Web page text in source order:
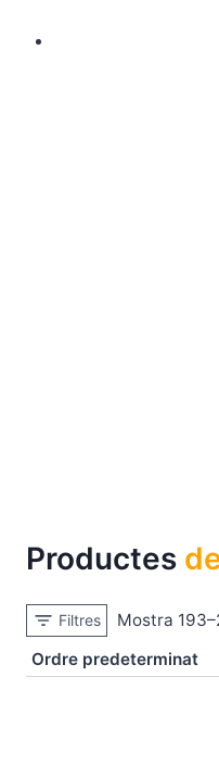
Productes
Filtres Mostra